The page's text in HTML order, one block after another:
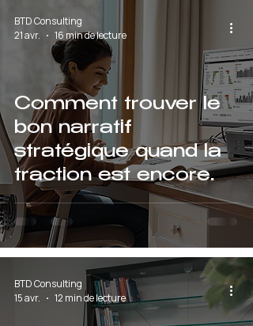
Comment trouver le
bon narratif
stratégique quand la
traction est encore
fragile
BTD Consulting
21 avr.
16 min de lecture
BTD Consulting
15 avr.
12 min de lecture